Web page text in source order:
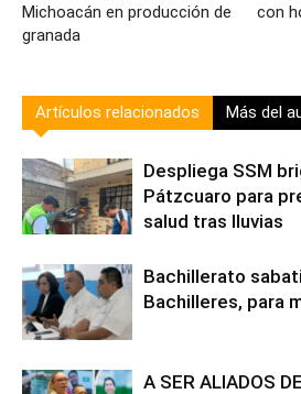
Michoacán en producción de
granada
con
Artículos relacionados Más del
Despliega SSM
Pátzcuaro para
salud tras lluvias
Bachillerato
Bachilleres, para
A SER ALIADOS